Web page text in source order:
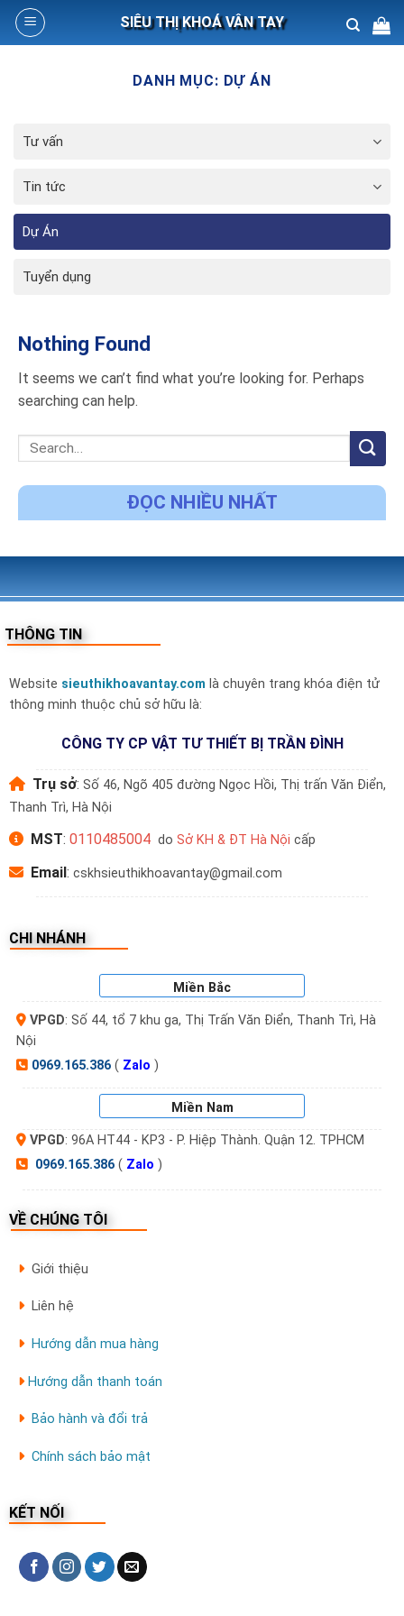
Skip
SIÊU THỊ KHOÁ VÂN TAY
DANH MỤC: DỰ ÁN
Tư vấn
Tin tức
Dự Án
Tuyển dụng
Nothing Found
It seems we can’t find what you’re looking for. Perhaps
searching can help.
ĐỌC NHIỀU NHẤT
THÔNG TIN
Website sieuthikhoavantay.com là chuyên trang khóa điện tử
thông minh thuộc chủ sở hữu là:
CÔNG TY CP VẬT TƯ THIẾT BỊ TRẦN ĐÌNH
Trụ sở: Số 46, Ngõ 405 đường Ngọc Hồi, Thị trấn Văn Điển,
Thanh Trì, Hà Nội
MST: 0110485004do Sở KH & ĐT Hà Nội cấp
Email : cskhsieuthikhoavantay@gmail.com
CHI NHÁNH
Miền Bắc
VPGD: Số 44, tổ 7 khu ga, Thị Trấn Văn Điển, Thanh Trì, Hà
Nội
0969.165.386( Zalo )
Miền Nam
VPGD: 96A HT44 - KP3 - P. Hiệp Thành. Quận 12. TPHCM
0969.165.386( Zalo )
VỀ CHÚNG TÔI
Giới thiệu
Liên hệ
Hướng dẫn mua hàng
Hướng dẫn thanh toán
Bảo hành và đổi trả
Chính sách bảo mật
KẾT NỐI